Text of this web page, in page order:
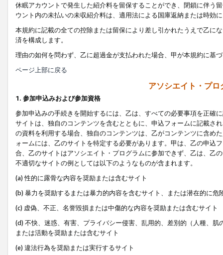
休眠アカウントで発生した紹介料を留保することができ、閉鎖に伴う
ウント内の未払いの未収紹介料は、適用法による国庫返納または時効
本規約に記載の全ての控除または留保により差し引かれたうえで乙に
済を構成します。
理由の如何を問わず、乙に超過金が支払われた場合、甲が本規約に基
ページ上部に戻る
アソシエイト・プ
1. 参加申込みおよび参加資格
参加申込みの手続きを開始するには、乙は、すべての必要事項を正確
サイトは、独自のコンテンツを含むとともに、申込フォームに記載さ
の資料を利用する場合、独自のコンテンツは、乙がコンテンツに含め
ォームには、乙のサイトを特定する必要があります。甲は、乙の申込
合、乙のサイトはアソシエイト・プログラムに参加できず、乙は、乙
不適切なサイトの例としては以下のようなものが含まれます。
(a) 性的に露骨な内容を奨励または含むサイト
(b) 暴力を奨励するまたは暴力的内容を含むサイト、または潜在的に
(c) 虚偽、不正、名誉毀損または中傷的な内容を奨励または含むサイト
(d) 不快、迷惑、有害、プライバシー侵害、乱用的、差別的（人種、
または活動を奨励または含むサイト
(e) 違法行為を奨励または実行するサイト